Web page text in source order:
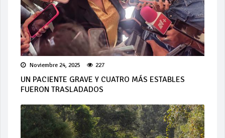
Noviembre 24, 2025 227
UN PACIENTE GRAVE Y CUATRO MÁS ESTABLES
FUERON TRASLADADOS